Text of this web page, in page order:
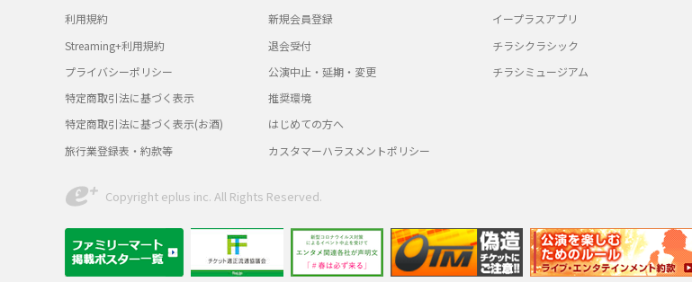
利用規約
Streaming+利用規約
プライバシーポリシー
特定商取引法に基づく表示
特定商取引法に基づく表示(お酒)
旅行業登録表・約款等
新規会員登録
退会受付
公演中止・延期・変更
推奨環境
はじめての方へ
カスタマーハラスメントポリシー
イープラスアプリ
チラシクラシック
チラシミュージアム
Copyright eplus inc. All Rights Reserved.